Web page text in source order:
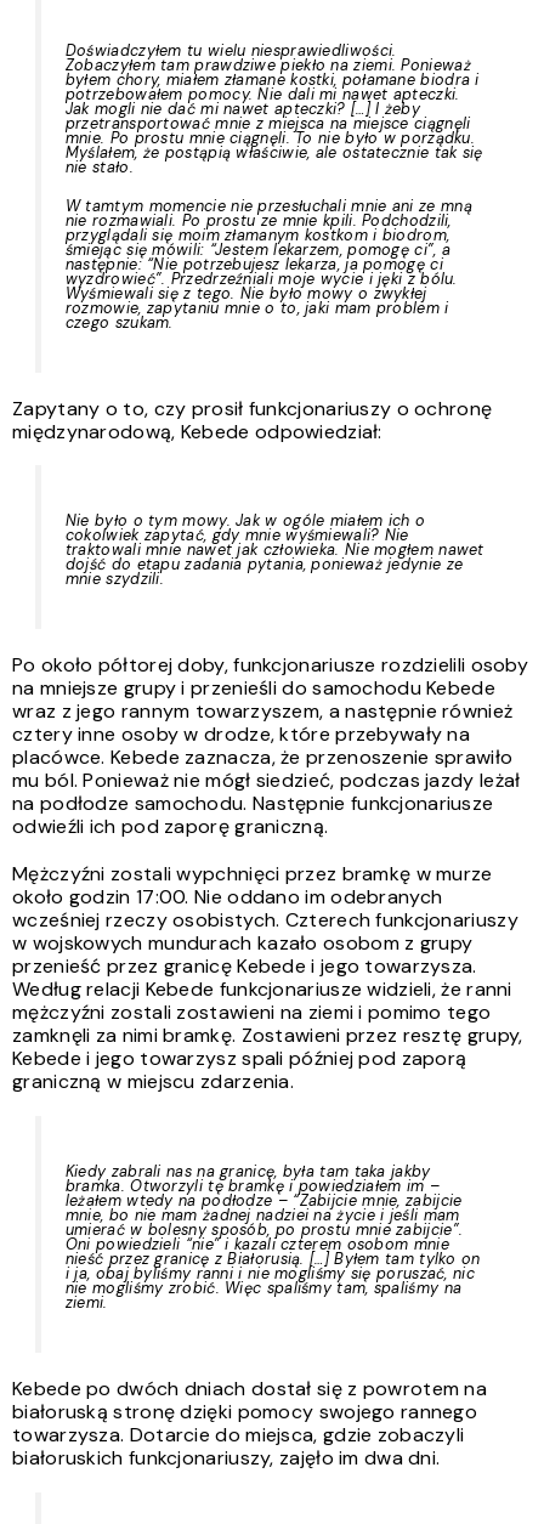
Doświadczyłem tu wielu niesprawiedliwości.
Zobaczyłem tam prawdziwe piekło na ziemi. Ponieważ
byłem chory, miałem złamane kostki, połamane biodra i
potrzebowałem pomocy. Nie dali mi nawet apteczki.
Jak mogli nie dać mi nawet apteczki? […] I żeby
przetransportować mnie z miejsca na miejsce ciągnęli
mnie. Po prostu mnie ciągnęli. To nie było w porządku.
Myślałem, że postąpią właściwie, ale ostatecznie tak się
nie stało.
W tamtym momencie nie przesłuchali mnie ani ze mną
nie rozmawiali. Po prostu ze mnie kpili. Podchodzili,
przyglądali się moim złamanym kostkom i biodrom,
śmiejąc się mówili: “Jestem lekarzem, pomogę ci”, a
następnie: “Nie potrzebujesz lekarza, ja pomogę ci
wyzdrowieć”. Przedrzeźniali moje wycie i jęki z bólu.
Wyśmiewali się z tego. Nie było mowy o zwykłej
rozmowie, zapytaniu mnie o to, jaki mam problem i
czego szukam.
Zapytany o to, czy prosił funkcjonariuszy o ochronę
międzynarodową, Kebede odpowiedział:
Nie było o tym mowy. Jak w ogóle miałem ich o
cokolwiek zapytać, gdy mnie wyśmiewali? Nie
traktowali mnie nawet jak człowieka. Nie mogłem nawet
dojść do etapu zadania pytania, ponieważ jedynie ze
mnie szydzili.
Po około półtorej doby, funkcjonariusze rozdzielili osoby
na mniejsze grupy i przenieśli do samochodu Kebede
wraz z jego rannym towarzyszem, a następnie również
cztery inne osoby w drodze, które przebywały na
placówce. Kebede zaznacza, że przenoszenie sprawiło
mu ból. Ponieważ nie mógł siedzieć, podczas jazdy leżał
na podłodze samochodu. Następnie funkcjonariusze
odwieźli ich pod zaporę graniczną.
Mężczyźni zostali wypchnięci przez bramkę w murze
około godzin 17:00. Nie oddano im odebranych
wcześniej rzeczy osobistych. Czterech funkcjonariuszy
w wojskowych mundurach kazało osobom z grupy
przenieść przez granicę Kebede i jego towarzysza.
Według relacji Kebede funkcjonariusze widzieli, że ranni
mężczyźni zostali zostawieni na ziemi i pomimo tego
zamknęli za nimi bramkę. Zostawieni przez resztę grupy,
Kebede i jego towarzysz spali później pod zaporą
graniczną w miejscu zdarzenia.
Kiedy zabrali nas na granicę, była tam taka jakby
bramka. Otworzyli tę bramkę i powiedziałem im –
leżałem wtedy na podłodze – “Zabijcie mnie, zabijcie
mnie, bo nie mam żadnej nadziei na życie i jeśli mam
umierać w bolesny sposób, po prostu mnie zabijcie”.
Oni powiedzieli “nie” i kazali czterem osobom mnie
nieść przez granicę z Białorusią. […] Byłem tam tylko on
i ja, obaj byliśmy ranni i nie mogliśmy się poruszać, nic
nie mogliśmy zrobić. Więc spaliśmy tam, spaliśmy na
ziemi.
Kebede po dwóch dniach dostał się z powrotem na
białoruską stronę dzięki pomocy swojego rannego
towarzysza. Dotarcie do miejsca, gdzie zobaczyli
białoruskich funkcjonariuszy, zajęło im dwa dni.